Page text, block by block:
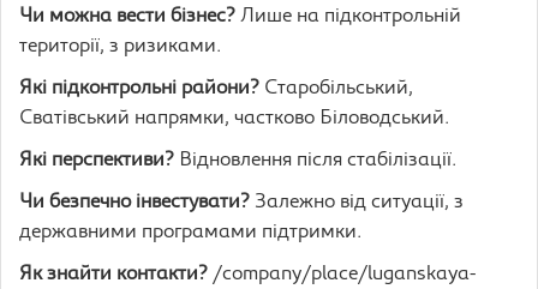
Чи можна вести бізнес? Лише на підконтрольній
території, з ризиками.
Які підконтрольні райони? Старобільський,
Сватівський напрямки, частково Біловодський.
Які перспективи? Відновлення після стабілізації.
Чи безпечно інвестувати? Залежно від ситуації, з
державними програмами підтримки.
Як знайти контакти? /company/place/luganskaya-